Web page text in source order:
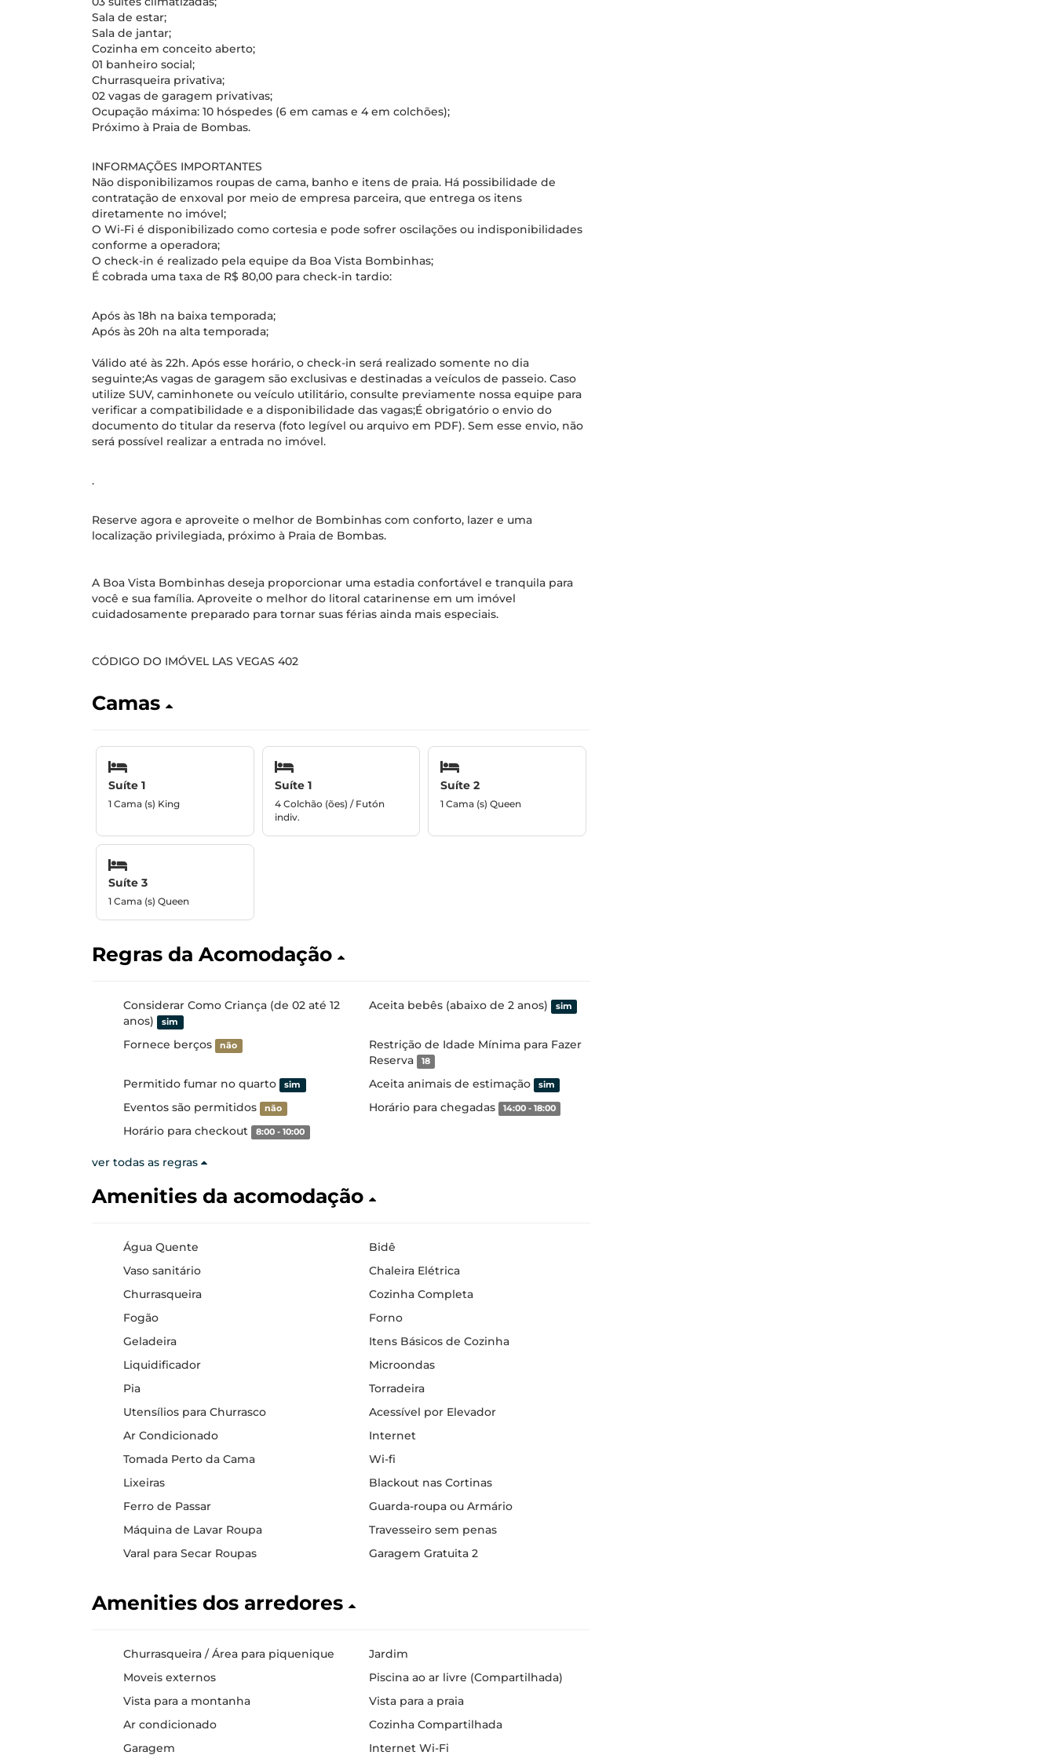
Sala de estar;
Sala de jantar;
Cozinha em conceito aberto;
01 banheiro social;
Churrasqueira privativa;
02 vagas de garagem privativas;
Ocupação máxima: 10 hóspedes (6 em camas e 4 em colchões);
Próximo à Praia de Bombas.
INFORMAÇÕES IMPORTANTES
Não disponibilizamos roupas de cama, banho e itens de praia. Há possibilidade de
contratação de enxoval por meio de empresa parceira, que entrega os itens
diretamente no imóvel;
O Wi-Fi é disponibilizado como cortesia e pode sofrer oscilações ou indisponibilidades
conforme a operadora;
O check-in é realizado pela equipe da Boa Vista Bombinhas;
É cobrada uma taxa de R$ 80,00 para check-in tardio:
Após às 18h na baixa temporada;
Após às 20h na alta temporada;
Válido até às 22h. Após esse horário, o check-in será realizado somente no dia
seguinte;As vagas de garagem são exclusivas e destinadas a veículos de passeio. Caso
utilize SUV, caminhonete ou veículo utilitário, consulte previamente nossa equipe para
verificar a compatibilidade e a disponibilidade das vagas;É obrigatório o envio do
documento do titular da reserva (foto legível ou arquivo em PDF). Sem esse envio, não
será possível realizar a entrada no imóvel.
.
Reserve agora e aproveite o melhor de Bombinhas com conforto, lazer e uma
localização privilegiada, próximo à Praia de Bombas.
A Boa Vista Bombinhas deseja proporcionar uma estadia confortável e tranquila para
você e sua família. Aproveite o melhor do litoral catarinense em um imóvel
cuidadosamente preparado para tornar suas férias ainda mais especiais.
CÓDIGO DO IMÓVEL LAS VEGAS 402
Camas
Suíte 1
1 Cama (s) King
Suíte 1
4 Colchão (ões) / Futón
indiv.
Suíte 2
1 Cama (s) Queen
Suíte 3
1 Cama (s) Queen
Regras da Acomodação
Considerar Como Criança (de 02 até 12
anos)
sim
Aceita bebês (abaixo de 2 anos) sim
Fornece berços não
Restrição de Idade Mínima para Fazer
Reserva
18
Permitido fumar no quarto sim Aceita animais de estimação sim
Eventos são permitidos não Horário para chegadas 14:00 - 18:00
Horário para checkout 8:00 - 10:00
ver todas as regras
Amenities da acomodação
Água Quente
Bidê
Vaso sanitário
Chaleira Elétrica
Churrasqueira
Cozinha Completa
Fogão
Forno
Geladeira
Itens Básicos de Cozinha
Liquidificador
Microondas
Pia
Torradeira
Utensílios para Churrasco
Acessível por Elevador
Ar Condicionado
Internet
Tomada Perto da Cama
Wi-fi
Lixeiras
Blackout nas Cortinas
Ferro de Passar
Guarda-roupa ou Armário
Máquina de Lavar Roupa
Travesseiro sem penas
Varal para Secar Roupas
Garagem Gratuita 2
Amenities dos arredores
Churrasqueira / Área para piquenique
Jardim
Moveis externos
Piscina ao ar livre (Compartilhada)
Vista para a montanha
Vista para a praia
Ar condicionado
Cozinha Compartilhada
Garagem
Internet Wi-Fi